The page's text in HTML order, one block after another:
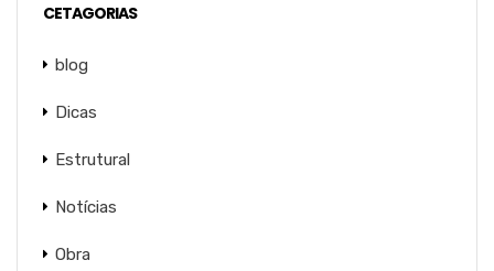
CETAGORIAS
blog
Dicas
Estrutural
Notícias
Obra